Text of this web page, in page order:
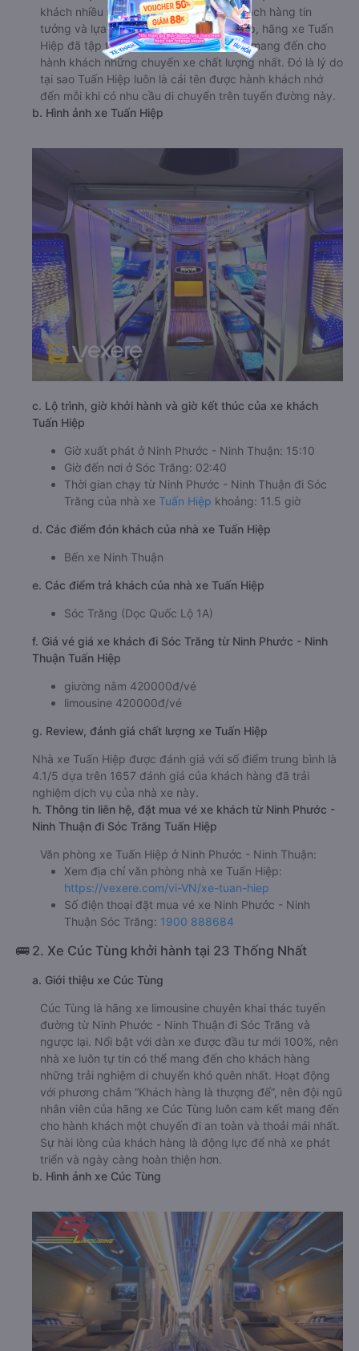
khách nhiều năm nên rất được nhiều khách hàng tin
tưởng và lựa chọn. Ngay từ khi thành lập, hãng xe Tuấn
Hiệp đã tập trung vào việc khai thác và mang đến cho
hành khách những chuyến xe chất lượng nhất. Đó là lý do
tại sao Tuấn Hiệp luôn là cái tên được hành khách nhớ
đến mỗi khi có nhu cầu di chuyển trên tuyến đường này.
b. Hình ảnh xe Tuấn Hiệp
c. Lộ trình, giờ khởi hành và giờ kết thúc của xe khách
Tuấn Hiệp
Giờ xuất phát ở Ninh Phước - Ninh Thuận: 15:10
Giờ đến nơi ở Sóc Trăng: 02:40
Thời gian chạy từ Ninh Phước - Ninh Thuận đi Sóc
Trăng của nhà xe Tuấn Hiệp khoảng: 11.5 giờ
d. Các điểm đón khách của nhà xe Tuấn Hiệp
Bến xe Ninh Thuận
e. Các điểm trả khách của nhà xe Tuấn Hiệp
Sóc Trăng (Dọc Quốc Lộ 1A)
f. Giá vé giá xe khách đi Sóc Trăng từ Ninh Phước - Ninh
Thuận Tuấn Hiệp
giường nằm 420000đ/vé
limousine 420000đ/vé
g. Review, đánh giá chất lượng xe Tuấn Hiệp
Nhà xe Tuấn Hiệp được đánh giá với số điểm trung bình là
4.1/5 dựa trên 1657 đánh giá của khách hàng đã trải
nghiệm dịch vụ của nhà xe này.
h. Thông tin liên hệ, đặt mua vé xe khách từ Ninh Phước -
Ninh Thuận đi Sóc Trăng Tuấn Hiệp
Văn phòng xe Tuấn Hiệp ở Ninh Phước - Ninh Thuận:
Xem địa chỉ văn phòng nhà xe Tuấn Hiệp:
https://vexere.com/vi-VN/xe-tuan-hiep
Số điện thoại đặt mua vé xe Ninh Phước - Ninh
Thuận Sóc Trăng: 1900 888684
🚌 2. Xe Cúc Tùng khởi hành tại 23 Thống Nhất
a. Giới thiệu xe Cúc Tùng
Cúc Tùng là hãng xe limousine chuyên khai thác tuyến
đường từ Ninh Phước - Ninh Thuận đi Sóc Trăng và
ngược lại. Nổi bật với dàn xe được đầu tư mới 100%, nên
nhà xe luôn tự tin có thể mang đến cho khách hàng
những trải nghiệm di chuyển khó quên nhất. Hoạt động
với phương châm “Khách hàng là thượng đế”, nên đội ngũ
nhân viên của hãng xe Cúc Tùng luôn cam kết mang đến
cho hành khách một chuyến đi an toàn và thoải mái nhất.
Sự hài lòng của khách hàng là động lực để nhà xe phát
triển và ngày càng hoàn thiện hơn.
b. Hình ảnh xe Cúc Tùng